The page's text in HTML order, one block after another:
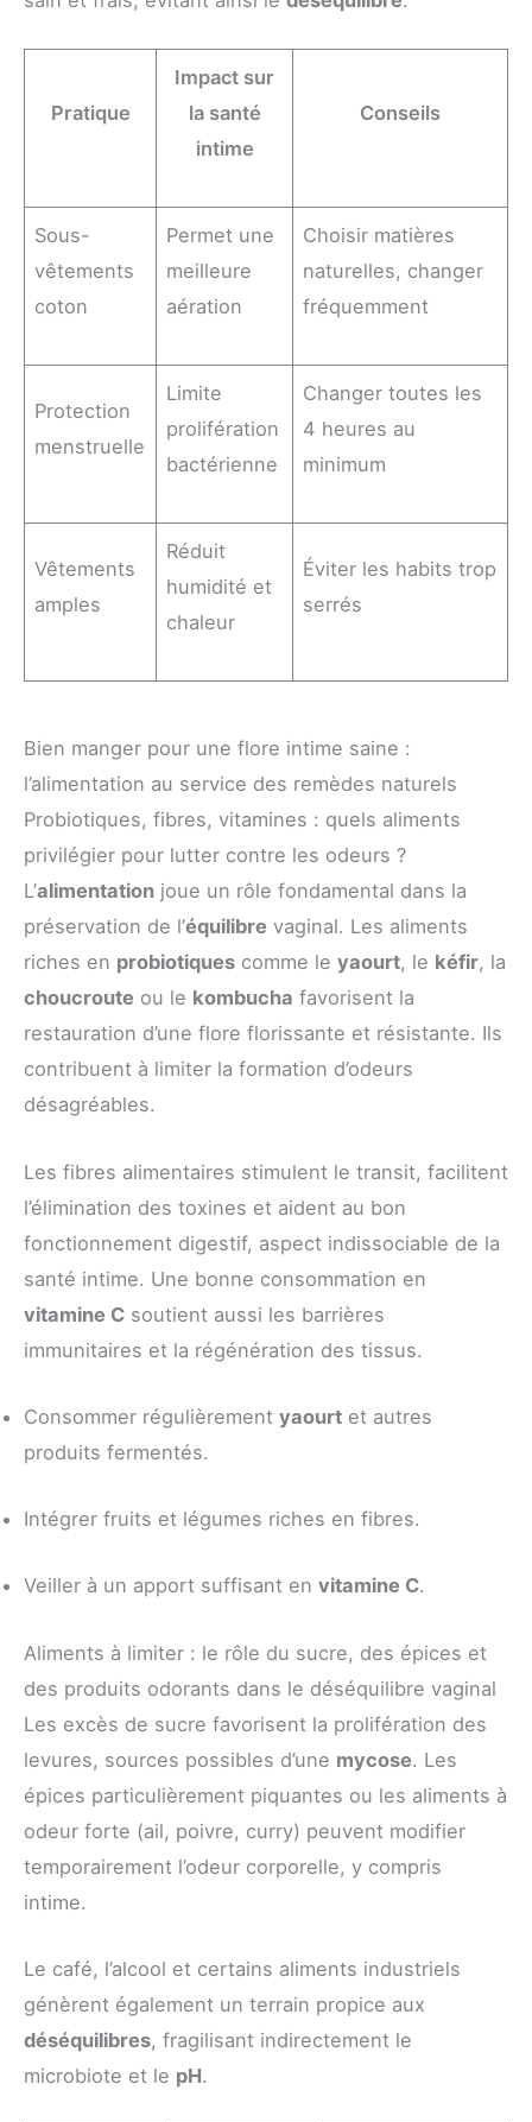
Pratique
Impact sur
la santé
intime
Conseils
Sous-
vêtements
coton
Permet une
meilleure
aération
Choisir matières
naturelles, changer
fréquemment
Protection
menstruelle
Limite
prolifération
bactérienne
Changer toutes les
4 heures au
minimum
Vêtements
amples
Réduit
humidité et
chaleur
Éviter les habits trop
serrés
Bien manger pour une flore intime saine :
l’alimentation au service des remèdes naturels
Probiotiques, fibres, vitamines : quels aliments
privilégier pour lutter contre les odeurs ?
L’alimentation joue un rôle fondamental dans la
préservation de l’équilibre vaginal. Les aliments
riches en probiotiques comme le yaourt, le kéfir, la
choucroute ou le kombucha favorisent la
restauration d’une flore florissante et résistante. Ils
contribuent à limiter la formation d’odeurs
désagréables.
Les fibres alimentaires stimulent le transit, facilitent
l’élimination des toxines et aident au bon
fonctionnement digestif, aspect indissociable de la
santé intime. Une bonne consommation en
vitamine C soutient aussi les barrières
immunitaires et la régénération des tissus.
Consommer régulièrement yaourt et autres
produits fermentés.
Intégrer fruits et légumes riches en fibres.
Veiller à un apport suffisant en vitamine C.
Aliments à limiter : le rôle du sucre, des épices et
des produits odorants dans le déséquilibre vaginal
Les excès de sucre favorisent la prolifération des
levures, sources possibles d’une mycose. Les
épices particulièrement piquantes ou les aliments à
odeur forte (ail, poivre, curry) peuvent modifier
temporairement l’odeur corporelle, y compris
intime.
Le café, l’alcool et certains aliments industriels
génèrent également un terrain propice aux
déséquilibres, fragilisant indirectement le
microbiote et le pH.